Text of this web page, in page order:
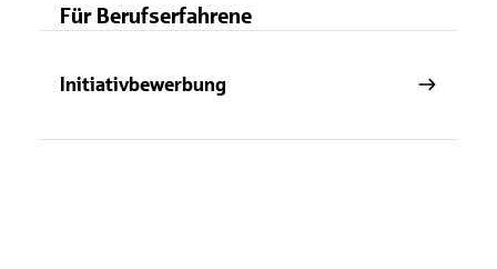
Für Berufserfahrene
Initiativbewerbung